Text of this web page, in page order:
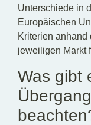
Unterschiede in
Europäischen
Kriterien anhand
jeweiligen Markt
Was gibt